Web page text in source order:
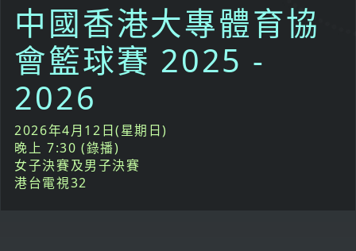
中國香港大專體育協
會籃球賽 2025 -
2026
2026年4月12日(星期日)
晚上 7:30 (錄播)
女子決賽及男子決賽
港台電視32